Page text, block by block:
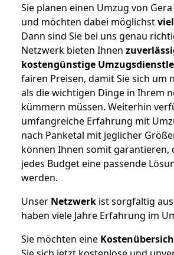
Sie planen einen Umzug von
und möchten dabei möglichst
Dann sind Sie bei uns genau
Netzwerk bieten Ihnen
kostengünstige
fairen Preisen, damit Sie sich um
als die wichtigen Dinge in Ihrem
kümmern müssen. Weiterhin
umfangreiche Erfahrung mit
nach Panketal mit jeglicher
können Ihnen somit garantieren,
jedes Budget eine passende
werden.
Unser Netzwerk ist sorgfältig
haben viele Jahre Erfahrung im
Sie möchten eine